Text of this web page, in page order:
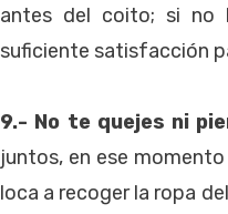
antes del coito; si no
suficiente satisfacción
9.- No te quejes ni
juntos, en ese
loca a recoger la ropa